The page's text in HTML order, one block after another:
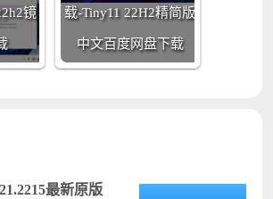
镜 载-Tiny11 22H2精简版
中文百度网盘下载
最新原版